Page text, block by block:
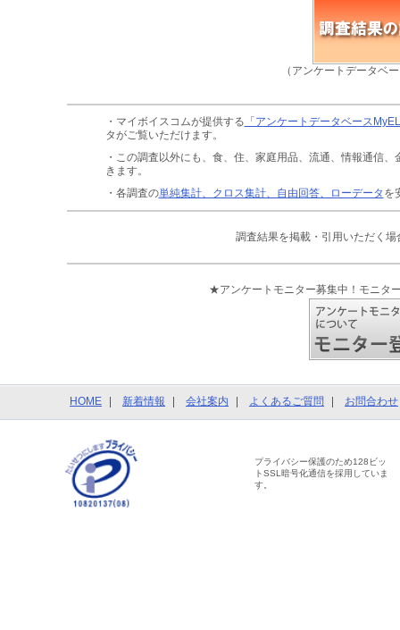
（アンケートデータベ
・マイボイスコムが提供する 「アンケートデータベース
タがご覧いただけます。
・この調査以外にも、食、住、家庭用品、流通、情報通信、
きます。
・各調査の単純集計、クロス集計、自由回答、ローデータ を
調査結果を掲載・引用いただく場
★アンケートモニター募集中！モニタ
HOME 新着情報 会社案内 よくあるご質問 お問合わせ
プライバシー保護のため128ビッ
トSSL暗号化通信を採用していま
す。